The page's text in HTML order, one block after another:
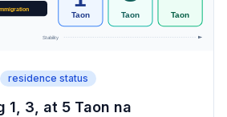
residence status
1, 3, at 5 Taon na